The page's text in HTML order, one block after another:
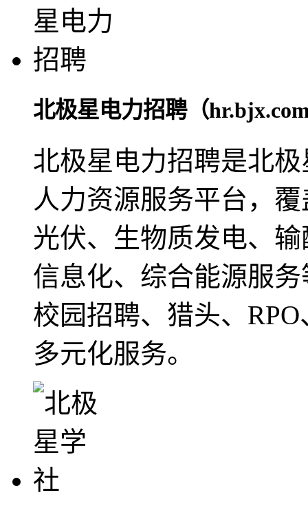
北极星电力招聘（
北极星电力招聘是北
人力资源服务平台，
光伏、生物质发电、
信息化、综合能源服
校园招聘、猎头、
多元化服务。